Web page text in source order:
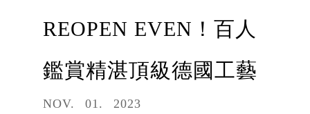
REOPEN EVEN！百人
鑑賞精湛頂級德國工藝
NOV 01 2023